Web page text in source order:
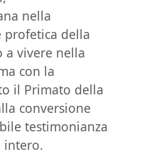
nella
profetica della
a vivere nella
con la
il Primato della
conversione
testimonianza
intero.